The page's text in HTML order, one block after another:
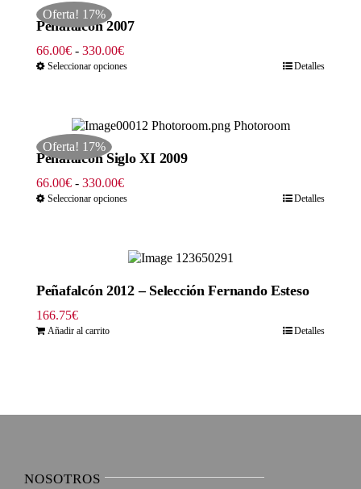
Oferta! 17%
Peñafalcón 2007
66.00€ - 330.00€Rango
de
hasta
Seleccionar opciones Detalles
Oferta! 17%
Peñafalcón Siglo XI 2009
66.00€ - 330.00€Rango
de
hasta
Seleccionar opciones Detalles
Peñafalcón 2012 – Selección Fernando Esteso
166.75€
Añadir al carrito Detalles
NOSOTROS